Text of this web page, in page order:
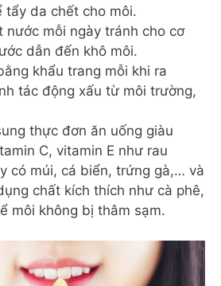
tẩy da chết cho môi.
nước mỗi ngày tránh cho cơ
dẫn đến khô môi.
khẩu trang mỗi khi ra
tác động xấu từ môi trường,
thực đơn ăn uống giàu
C, vitamin E như rau
có múi, cá biển, trứng gà,… và
chất kích thích như cà phê,
môi không bị thâm sạm.